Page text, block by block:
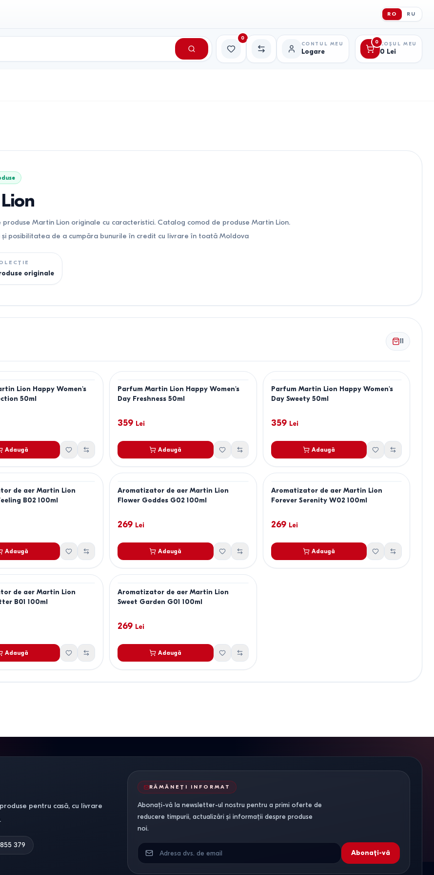
RO RU
Favorite
0
Comparație
CONTUL MEU
Logare
0 COȘUL MEU
0 Lei
Martin Lion originale cu caracteristici. Catalog comod de produse Martin Lion.
posibilitatea de a cumpăra bunurile în credit cu livrare în toată Moldova
originale
11
Lion Happy Women's
50ml
Adaugă
Parfum Martin Lion Happy Women's
Day Freshness 50ml
359 Lei
Adaugă
Parfum Martin Lion Happy Women's
Day Sweety 50ml
359 Lei
Adaugă
de aer Martin Lion
B02 100ml
Adaugă
Aromatizator de aer Martin Lion
Flower Goddes G02 100ml
269 Lei
Adaugă
Aromatizator de aer Martin Lion
Forever Serenity W02 100ml
269 Lei
Adaugă
de aer Martin Lion
B01 100ml
Adaugă
Aromatizator de aer Martin Lion
Sweet Garden G01 100ml
269 Lei
Adaugă
pentru casă, cu livrare
379
RĂMÂNEȚI INFORMAT
Abonați-vă la newsletter-ul nostru pentru a primi oferte de
reducere timpurii, actualizări și informații despre produse
noi.
Abonați-vă